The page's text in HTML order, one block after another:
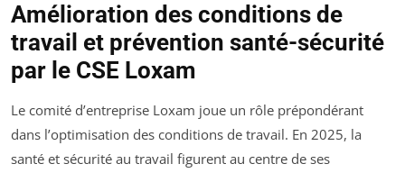
Amélioration des conditions de
travail et prévention santé-sécurité
par le CSE Loxam
Le comité d’entreprise Loxam joue un rôle prépondérant
dans l’optimisation des conditions de travail. En 2025, la
santé et sécurité au travail figurent au centre de ses